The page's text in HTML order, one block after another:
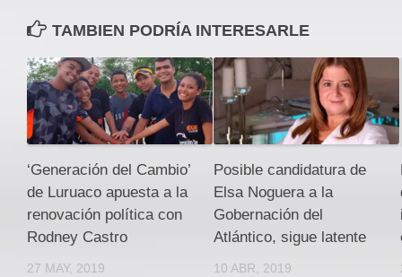
TAMBIEN PODRÍA INTERESARLE
‘Generación del Cambio’
de Luruaco apuesta a la
renovación política con
Rodney Castro
27 MAY, 2019
Posible candidatura de
Elsa Noguera a la
Gobernación del
Atlántico, sigue latente
10 ABR, 2019